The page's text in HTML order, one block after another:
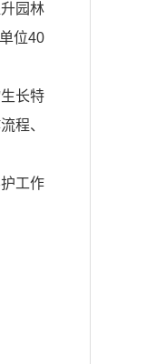
园林
位40
长特
程、
工作